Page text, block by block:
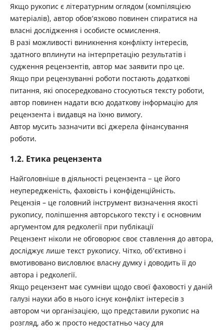
Якщо рукопис є літературним оглядом (компіляцією
матеріалів), автор обов’язково повинен спиратися на
власні дослідження і особисте осмислення.
В разі можливості виникнення конфлікту інтересів,
здатного вплинути на інтерпретацію результатів і
судження рецензентів, автор має заявити про це.
Якщо при рецензуванні роботи постають додаткові
питання, які опосередковано стосуються тексту роботи,
автор повинен надати всю додаткову інформацію для
рецензента і видавця на їхню вимогу.
Автор мусить зазначити всі джерела фінансування
роботи.
1.2. Етика рецензента
Найголовніше в діяльності рецензента − це його
неупередженість, фаховість і конфіденційність.
Рецензія – це головний інструмент визначення якості
рукопису, поліпшення авторського тексту і є основним
аргументом для редколегії при публікації
Рецензент ніколи не обговорює своє ставлення до автора,
досліджує лише текст рукопису. Чітко, об’єктивно і
вмотивовано висловлює власну думку і доводить її до
автора і редколегії.
Якщо рецензент має сумніви щодо своєї фаховості у даній
галузі науки або в нього існує конфлікт інтересів з
автором чи організацією, що представили рукопис на
розгляд, або ж просто недостатньо часу для